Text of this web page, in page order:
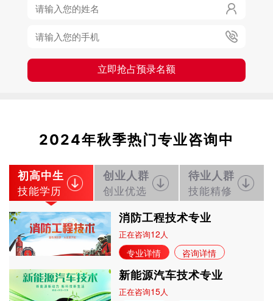
铁路客运服务 150 立即预约
新能源汽车技术 150 立即预约
立即预约


立即抢占预录名额
2024年秋季热门专业咨询中
初高中生
技能学历
创业人群
创业优选
待业人群
技能精修
消防工程技术专业
正在咨询12人
专业详情 咨询详情
新能源汽车技术专业
正在咨询15人